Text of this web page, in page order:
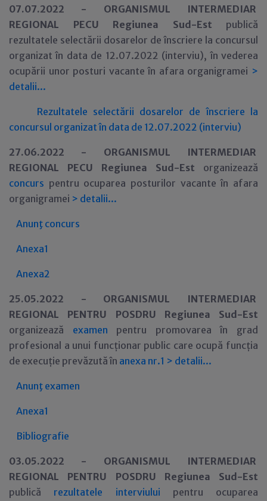
07.07.2022 - ORGANISMUL INTERMEDIAR
REGIONAL PECU Regiunea Sud-Est
publică
rezultatele selectării dosarelor de înscriere la concursul
organizat în data de 12.07.2022 (interviu), în vederea
ocupării unor posturi vacante în afara organigramei >
detalii...
Rezultatele selectării dosarelor de înscriere la
concursul organizat în data de 12.07.2022 (interviu)
27.06.2022 - ORGANISMUL INTERMEDIAR
REGIONAL PECU Regiunea Sud-Est organizează
concurs pentru ocuparea posturilor vacante în afara
organigramei > detalii...
Anunţ concurs
Anexa1
Anexa2
25.05.2022 - ORGANISMUL INTERMEDIAR
REGIONAL PENTRU POSDRU Regiunea Sud-Est
organizează examen pentru promovareaîn grad
profesional a unui funcționar public care ocupă funcția
de execuție prevăzută în anexa nr.1 > detalii...
Anunţ examen
Anexa1
Bibliografie
03.05.2022 - ORGANISMUL INTERMEDIAR
REGIONAL PENTRU POSDRU Regiunea Sud-Est
publică rezultatele interviului pentru ocuparea